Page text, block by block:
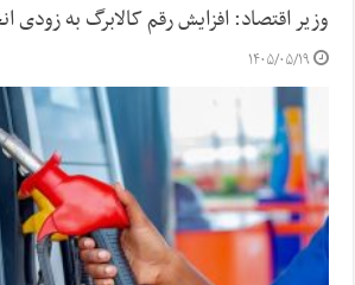
وزیر اقتصاد: افزایش رقم کالابرگ به زودی
۱۴۰۵/۰۵/۱۹